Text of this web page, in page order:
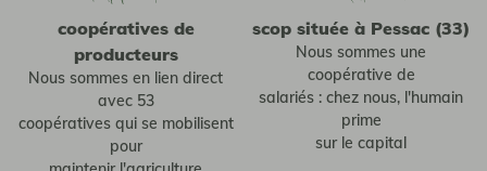
coopératives de
producteurs
Nous sommes en lien direct
avec 53
coopératives qui se mobilisent
pour
scop située à Pessac (33)
Nous sommes une
coopérative de
salariés : chez nous, l'humain
prime
sur le capital